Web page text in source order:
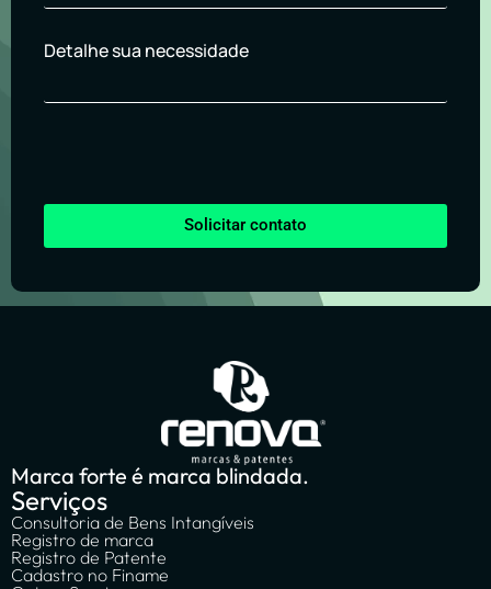
Detalhe sua necessidade
Solicitar contato
Marca forte é marca blindada.
Serviços
Consultoria de Bens Intangíveis
Registro de marca
Registro de Patente
Cadastro no Finame